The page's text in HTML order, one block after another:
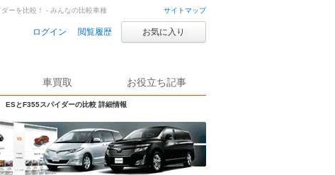
サイトマップ
ログイン 閲覧履歴 お気に入り
車買取 お役立ち記事
ESとF355スパイダーの比較 詳細情報
ーを比較！ - みんなの比較車種